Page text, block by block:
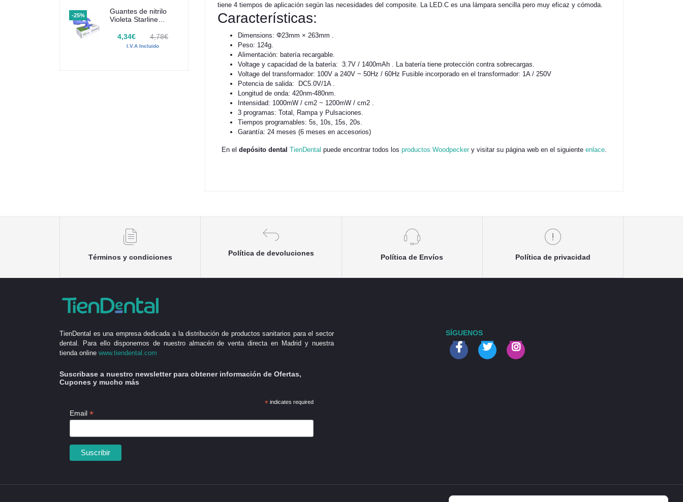
-25%
Guantes de nitrilo
Violeta Starline
4,34€
4,78€
I.V.A Incluido
tiene 4 tiempos de aplicación según las necesidades del composite. La LED.C es una lámpara sencilla pero muy eficaz y cómoda.
Características:
Dimensions: Φ23mm × 263mm .
Peso: 124g.
Alimentación: batería recargable.
Voltage y capacidad de la batería: 3.7V / 1400mAh . La batería tiene protección contra sobrecargas.
Voltage del transformador: 100V a 240V ~ 50Hz / 60Hz Fusible incorporado en el transformador: 1A / 250V
Potencia de salida: DC5.0V/1A .
Longitud de onda: 420nm-480nm.
Intensidad: 1000mW / cm2 ~ 1200mW / cm2 .
3 programas: Total, Rampa y Pulsaciones.
Tiempos programables: 5s, 10s, 15s, 20s.
Garantía: 24 meses (6 meses en accesorios)
En el depósito dental TienDental puede encontrar todos los productos Woodpeckery visitar su página web en el siguiente enlace.
Términos y condiciones
Política de devoluciones
Política de Envíos Política de privacidad
TienDental es una empresa dedicada a la distribución de productos sanitarios para el sector
dental. Para ello disponemos de nuestro almacén de venta directa en Madrid y nuestra
tienda online www.tiendental.com
Suscribase a nuestro newsletter para obtener información de Ofertas,
Cupones y mucho más
* indicates required
Email *
SÍGUENOS